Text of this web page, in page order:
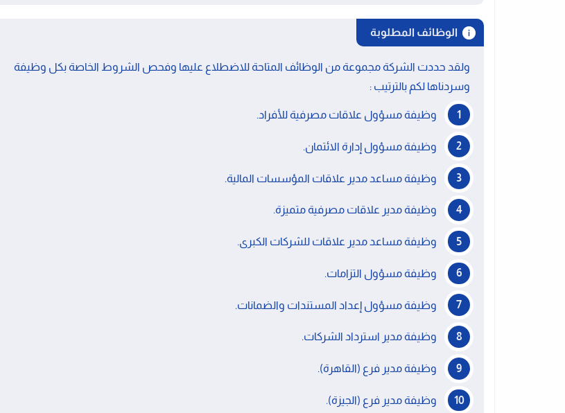
الوظائف المطلوبة
ولقد حددت الشركة مجموعة من الوظائف المتاحة للاضطلاع عليها وفحص الشروط الخاصة بكل وظيفة
وسردناها لكم بالترتيب :
وظيفة مسؤول علاقات مصرفية للأفراد.
وظيفة مسؤول إدارة الائتمان.
وظيفة مساعد مدير علاقات المؤسسات المالية.
وظيفة مدير علاقات مصرفية متميزة.
وظيفة مساعد مدير علاقات للشركات الكبرى.
وظيفة مسؤول التزامات.
وظيفة مسؤول إعداد المستندات والضمانات.
وظيفة مدير استرداد الشركات.
وظيفة مدير فرع (القاهرة).
وظيفة مدير فرع (الجيزة).